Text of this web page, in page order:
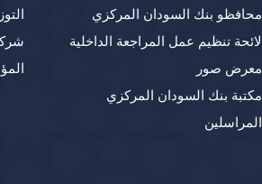
محافظو بنك السودان المركزي
لائحة تنظيم عمل المراجعة الداخلية
معرض صور
مكتبة بنك السودان المركزي
المراسلين